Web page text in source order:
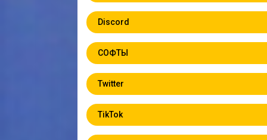
Discord
СОФТЫ
Twitter
TikTok